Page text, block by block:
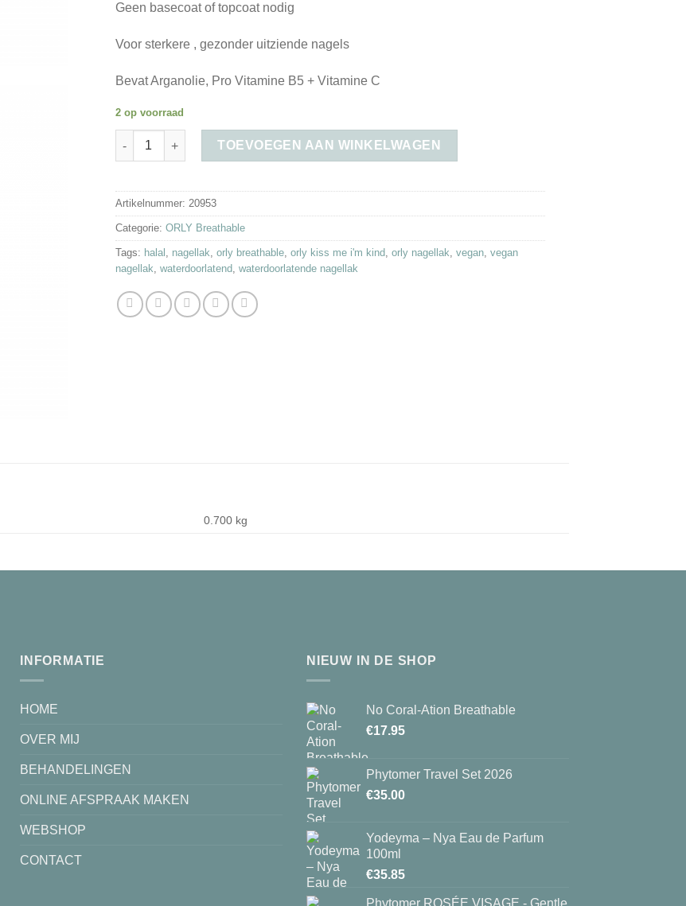
Geen basecoat of topcoat nodig
Voor sterkere , gezonder uitziende nagels
Bevat Arganolie, Pro Vitamine B5 + Vitamine C
2 op voorraad
Kiss Me I'm Kind aantal
TOEVOEGEN AAN WINKELWAGEN
Artikelnummer: 20953
Categorie: ORLY Breathable
Tags: halal , nagellak, orly breathable, orly kiss me i'm kind, orly nagellak, vegan, vegan
nagellak, waterdoorlatend, waterdoorlatende nagellak
0.700 kg
INFORMATIE
HOME
OVER MIJ
BEHANDELINGEN
ONLINE AFSPRAAK MAKEN
WEBSHOP
CONTACT
NIEUW IN DE SHOP
No Coral-Ation Breathable
€17.95
Phytomer Travel Set 2026
€35.00
Yodeyma – Nya Eau de Parfum
100ml
€35.85
Phytomer ROSÉE VISAGE - Gentle